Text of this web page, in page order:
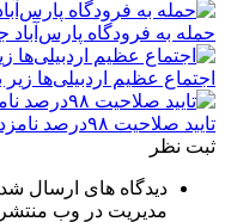
حمله به فرودگاه پارس‌‌آباد
اجتماع عظیم اردبیلی‌ها
تایید صلاحیت ۹۸درصد نامزدهای شوراهای روستای اردبیل
ثبت نظر
دیدگاه های ارسال
مدیریت در وب